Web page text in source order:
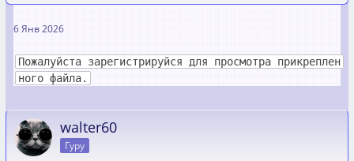
6 Янв 2026
Пожалуйста зарегистрируйся для просмотра прикреплен
ного файла.
walter60
Гуру